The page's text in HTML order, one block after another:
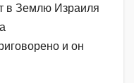
в Землю Израиля
и он